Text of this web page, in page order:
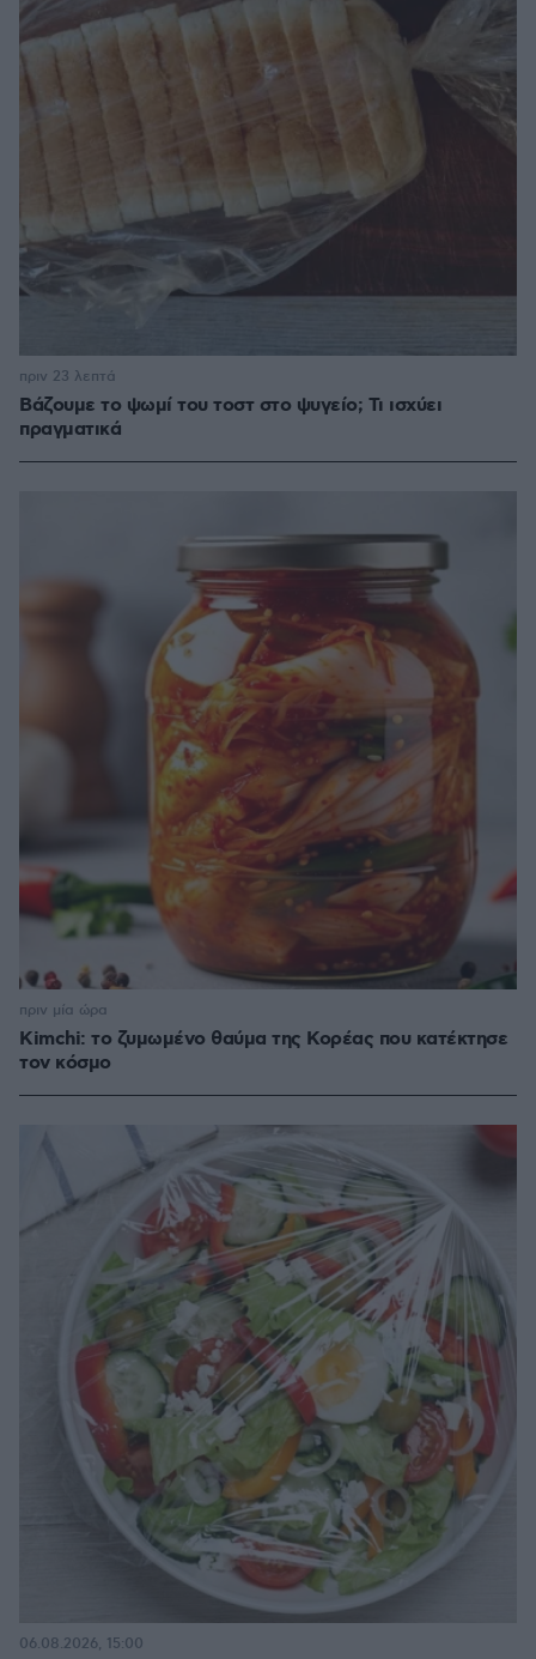
Βάζουμε το ψωμί του τοστ στο ψυγείο; Τι ισχύει
πραγματικά
πριν 23 λεπτά
Kimchi: το ζυμωμένο θαύμα της Κορέας που κατέκτησε
τον κόσμο
πριν μία ώρα
06.08.2026, 15:00